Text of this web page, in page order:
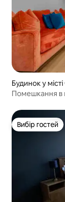
Будинок у
Помешкання в
Вибір гостей
Вибір гостей